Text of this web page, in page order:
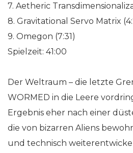
7. Aetheric
8. Gravitational Servo Matrix
9. Omegon (7:31)
Spielzeit: 41:00
Der Weltraum – die letzte
WORMED in die Leere
Ergebnis eher nach einer
die von bizarren Aliens
und technisch